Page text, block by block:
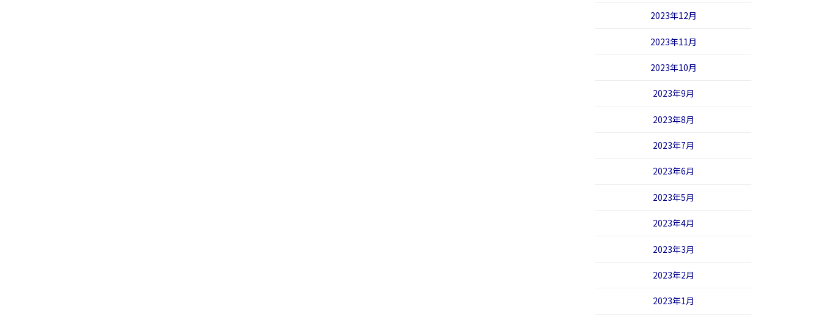
2023年12月
2023年11月
2023年10月
2023年9月
2023年8月
2023年7月
2023年6月
2023年5月
2023年4月
2023年3月
2023年2月
2023年1月